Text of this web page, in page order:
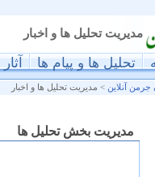
مدیریت تحلیل ها و اخبار
تحليل ها و پيام ها
جرمن آنلاین > مدیریت تحلیل ها و اخبار
مدیریت بخش تحلیل ها